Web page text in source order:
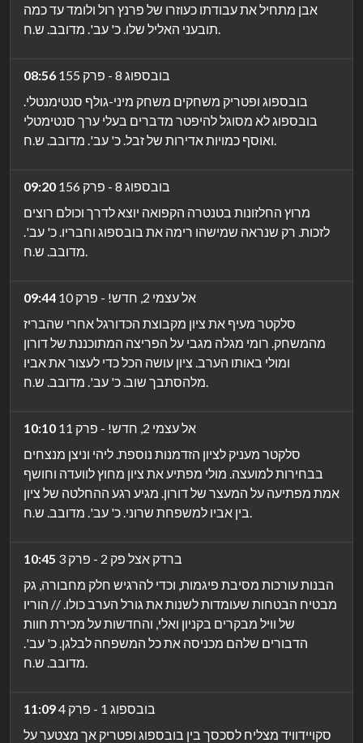
אבן מתחיל את עבודתו כעוזרו של פרנץ רול ולומד עד כמה
תובעני האליל שלו. כ' עב'. מדובב. ש.ח.
08:56
בובספוג 8 - פרק 155
בובספוג ופטריק משחקים משחק מיני-גולף סנטימנטלי.
בובספוג לא מסוגל להיפטר מדברים בעלי ערך סנטימטלי
ואוסף כמויות אדירות של זבל. כ' עב'. מדובב. ש.ח.
09:20
בובספוג 8 - פרק 156
מרוץ החלזונות בטנטרה הקפואה יוצא לדרך וכולם רוצים
לזכות. רק שנראה שמישהו רימה את בובספוג וחבריו. כ' עב'.
מדובב. ש.ח.
09:44
אל עצמי 2, חדש! - פרק 10
סלקטר מעיף את ציון מקבוצת הכדורגל אחרי שהבריז
מהמשחק. רומי מגלה מגבי על הפריצה המתוכננת של דורון
ומולי באותו הערב. ציון עושה הכל כדי לעצור את אביו
מלהסתבך שוב. כ' עב'. מדובב. ש.ח.
10:10
אל עצמי 2, חדש! - פרק 11
סלקטר מעניק לציון הזדמנות נוספת. ליהי וניצן מנצחים
בבחירות למועצה. מולי מפתיע את ציון מחוץ לוועדה וחושף
אמת מפתיעה על המעצר של דורון. מגיע רגע ההחלטה של ציון
בין אביו למשפחת שרוני. כ' עב'. מדובב. ש.ח.
10:45
ברדק אצל פק 2 - פרק 3
הבנות עורכות מסיבת פיגמות, וכדי להרגיש חלק מחבורה, גק
מבטיח הבטחות שעומדות לשנות את גורל הערב כולו. // הוריו
של וויל מבקרים בקניון ואלי, והחדשות על מכירת חוות
הדבורים שלהם מכניסה את כל המשפחה לבלגן. כ' עב'.
מדובב. ש.ח.
11:09
בובספוג 1 - פרק 4
סקויידוויד מצליח לסכסך בין בובספוג ופטריק אך מצטער על